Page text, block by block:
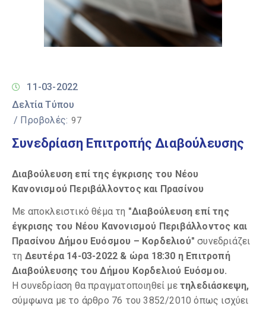
11-03-2022
Δελτία Τύπου
/ Προβολές: 97
Συνεδρίαση Επιτροπής Διαβούλευσης
Διαβούλευση επί της έγκρισης του Νέου
Κανονισμού Περιβάλλοντος και Πρασίνου
Με αποκλειστικό θέμα τη "Διαβούλευση επί της
έγκρισης του Νέου Κανονισμού Περιβάλλοντος και
Πρασίνου Δήμου Ευόσμου – Κορδελιού" συνεδριάζει
τη Δευτέρα 14-03-2022 & ώρα 18:30 η Επιτροπή
Διαβούλευσης του Δήμου Κορδελιού Ευόσμου.
Η συνεδρίαση θα πραγματοποιηθεί μετηλεδιάσκεψη,
σύμφωνα με το άρθρο 76 του 3852/2010 όπως ισχύει